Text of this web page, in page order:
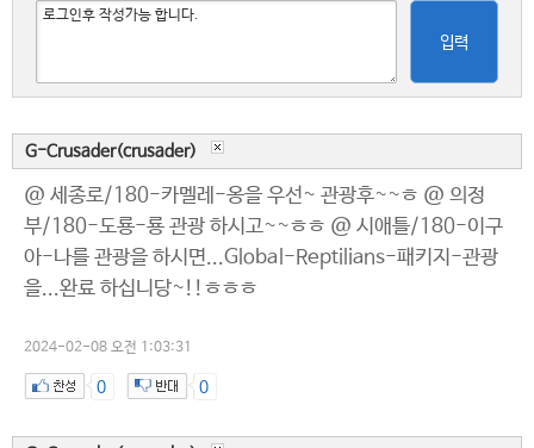
입력
G-Crusader(crusader)
@ 세종로/180-카멜레-옹을 우선~ 관광후~~ㅎ @ 의정
부/180-도룡-룡 관광 하시고~~ㅎㅎ @ 시애틀/180-이구
아-나를 관광을 하시면...Global-Reptilians-패키지-관광
을...완료 하십니당~!!ㅎㅎㅎ
2024-02-08 오전 1:03:31
0 0